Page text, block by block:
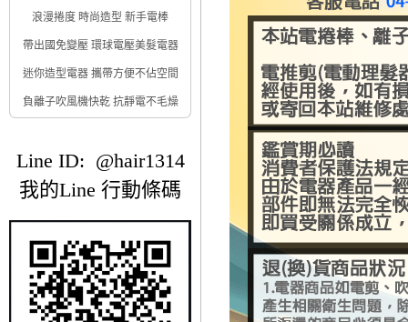
浪漫捲度 時尚造型 新手電棒
帶出國免變壓 環球電壓美髮電器
迷你造型電器 攜帶方便不佔空間
負離子吹風機快乾 抗靜電不毛燥
Line ID: @hair1314
我的Line 行動條碼